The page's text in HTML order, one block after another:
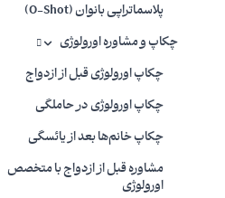
پلاسماتراپی بانوان (O-Shot)
چکاپ و مشاوره اورولوژی
چکاپ اورولوژی قبل از ازدواج
چکاپ اورولوژی در حاملگی
چکاپ خانم‌ها بعد از یائسگی
مشاوره قبل از ازدواج با متخصص
اورولوژی